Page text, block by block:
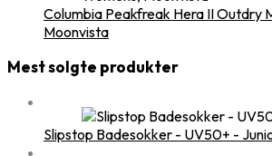
Columbia Peakfreak Hera II Outdry
Moonvista
Mest solgte produkter
Slipstop Badesokker - UV50+ -